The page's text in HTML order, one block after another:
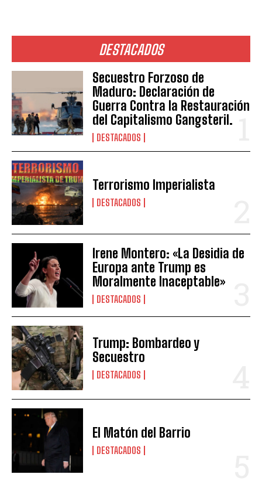
DESTACADOS
Secuestro Forzoso de
Maduro: Declaración de
Guerra Contra la Restauración
del Capitalismo Gangsteril.
DESTACADOS
Terrorismo Imperialista
DESTACADOS
Irene Montero: «La Desidia de
Europa ante Trump es
Moralmente Inaceptable»
DESTACADOS
Trump: Bombardeo y
Secuestro
DESTACADOS
El Matón del Barrio
DESTACADOS